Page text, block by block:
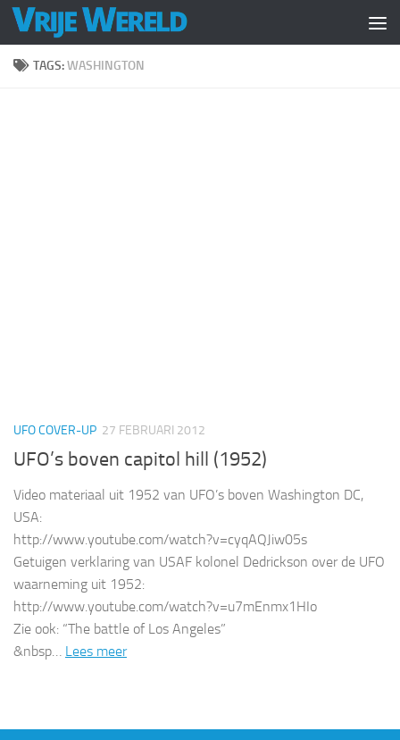
Doorgaan naar inhoud
TAGS:WASHINGTON
UFO COVER-UP 27 FEBRUARI 2012
UFO’s boven capitol hill (1952)
Video materiaal uit 1952 van UFO’s boven Washington DC,
USA:
http://www.youtube.com/watch?v=cyqAQJiw05s
Getuigen verklaring van USAF kolonel Dedrickson over de UFO
waarneming uit 1952:
http://www.youtube.com/watch?v=u7mEnmx1HIo
Zie ook: “The battle of Los Angeles”
&nbsp… Lees meer